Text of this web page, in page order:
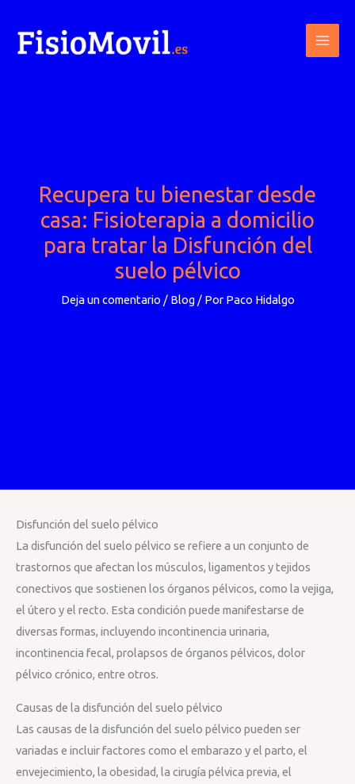
contenido
Recupera tu bienestar desde
casa: Fisioterapia a domicilio
para tratar la Disfunción del
suelo pélvico
Deja un comentario / Blog/ Por Paco Hidalgo
Disfunción del suelo pélvico
La disfunción del suelo pélvico se refiere a un conjunto de
trastornos que afectan los músculos, ligamentos y tejidos
conectivos que sostienen los órganos pélvicos, como la vejiga,
el útero y el recto. Esta condición puede manifestarse de
diversas formas, incluyendo incontinencia urinaria,
incontinencia fecal, prolapsos de órganos pélvicos, dolor
pélvico crónico, entre otros.
Causas de la disfunción del suelo pélvico
Las causas de la disfunción del suelo pélvico pueden ser
variadas e incluir factores como el embarazo y el parto, el
envejecimiento, la obesidad, la cirugía pélvica previa, el